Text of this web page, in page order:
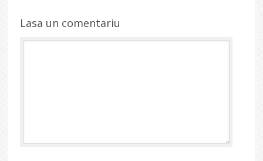
Lasa un comentariu